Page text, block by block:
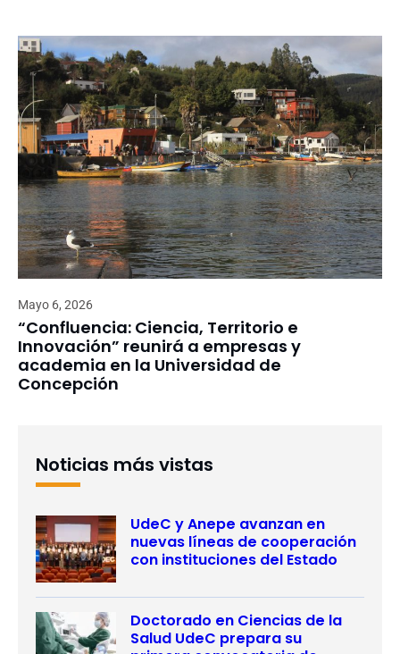
Mayo 6, 2026
“Confluencia: Ciencia, Territorio e
Innovación” reunirá a empresas y
academia en la Universidad de
Concepción
Noticias más vistas
UdeC y Anepe avanzan en
nuevas líneas de cooperación
con instituciones del Estado
Doctorado en Ciencias de la
Salud UdeC prepara su